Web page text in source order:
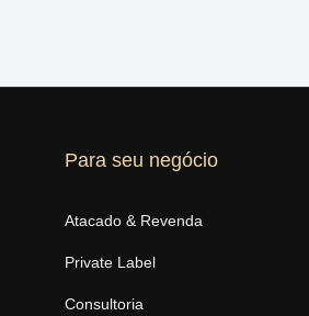
Para seu negócio
Atacado & Revenda
Private Label
Consultoria